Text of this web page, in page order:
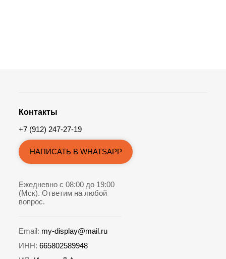
Контакты
+7 (912) 247-27-19
НАПИСАТЬ В WHATSAPP
Ежедневно с 08:00 до 19:00
(Мск). Ответим на любой
вопрос.
Email: my-display@mail.ru
ИНН: 665802589948